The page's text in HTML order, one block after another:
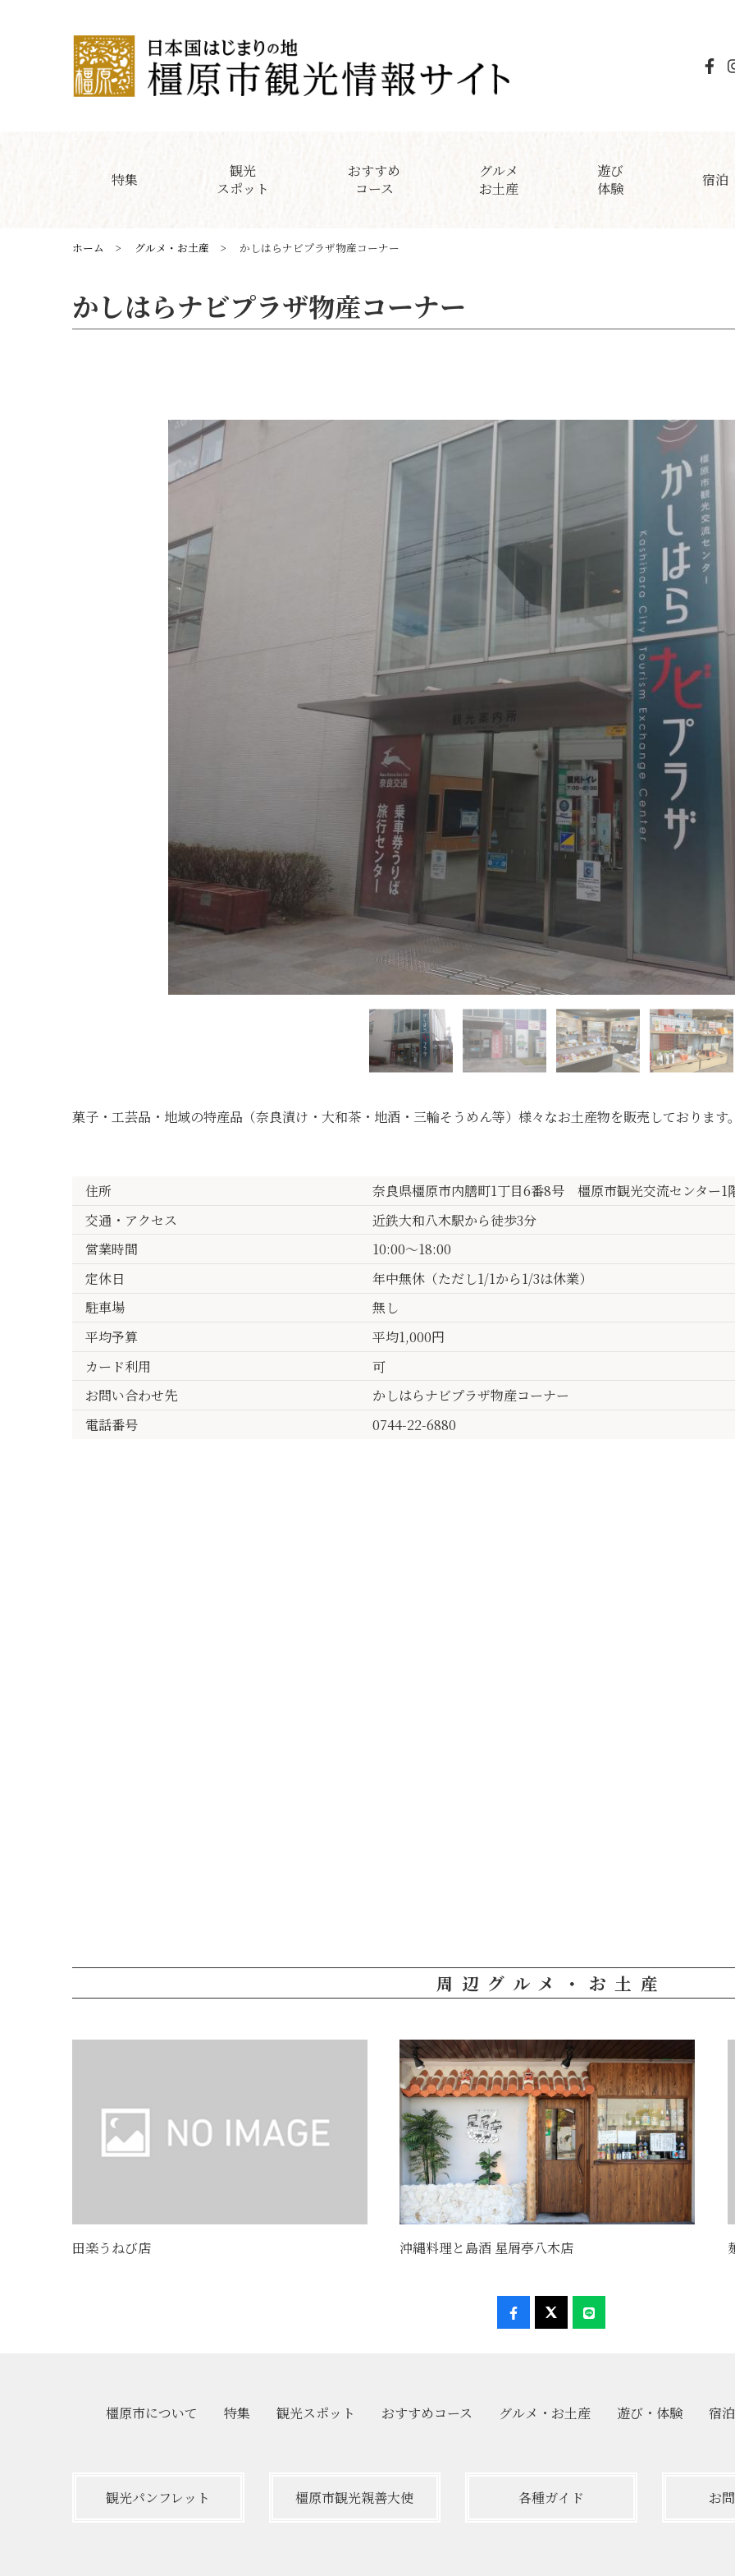
特集
観光
スポット
おすすめ
コース
グルメ
お土産
遊び
体験
宿泊
ホーム グルメ・お土産 かしはらナビプラザ物産コーナー
かしはらナビプラザ物産コーナー
菓子・工芸品・地域の特産品（奈良漬け・大和茶・地酒・三輪そうめん等）様々なお土産物を販売しております
住所
奈良県橿原市内膳町1丁目6番8号 橿原市観光交流センター1
交通・アクセス
近鉄大和八木駅から徒歩3分
営業時間
10:00～18:00
定休日
年中無休（ただし1/1から1/3は休業）
駐車場
無し
平均予算
平均1,000円
カード利用
可
お問い合わせ先
かしはらナビプラザ物産コーナー
電話番号
0744-22-6880
周辺グルメ・お土産
田楽うねび店 沖縄料理と島酒 星屑亭八木店
橿原市について 特集 観光スポット おすすめコース グルメ・ お土産 遊び・ 体験 宿泊
観光パンフレット 橿原市観光親善大使 各種ガイド お